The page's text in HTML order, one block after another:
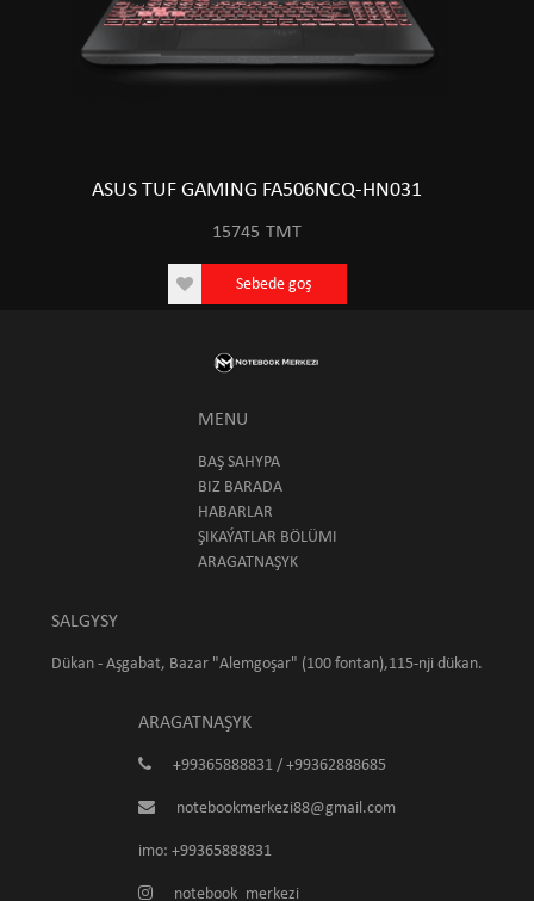
ASUS TUF GAMING FA506NCQ-HN031
15745 TMT
Sebede goş
MENU
BAŞ SAHYPA
BIZ BARADA
HABARLAR
ŞIKAÝATLAR BÖLÜMI
ARAGATNAŞYK
SALGYSY
Dükan - Aşgabat, Bazar "Alemgoşar" (100 fontan),115-nji dükan.
ARAGATNAŞYK
+99365888831 / +99362888685
notebookmerkezi88@gmail.com
imo: +99365888831
notebook_merkezi